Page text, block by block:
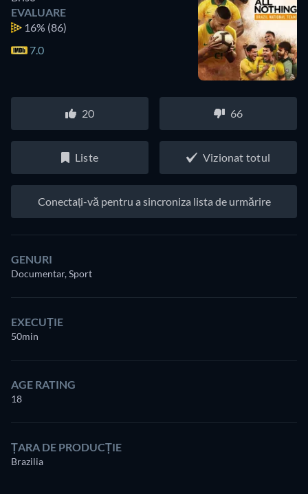
EVALUARE
16% (86)
7.0
20 66
Liste Vizionat totul
Conectați-vă pentru a sincroniza lista de urmărire
GENURI
Documentar, Sport
EXECUȚIE
50min
AGE RATING
18
ȚARA DE PRODUCȚIE
Brazilia